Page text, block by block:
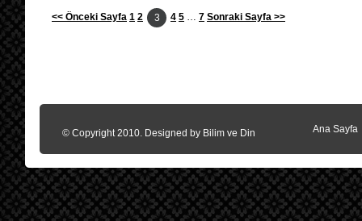
<< Önceki Sayfa 1 2 3 4 5 … 7 Sonraki Sayfa >>
© Copyright 2010. Designed by Bilim ve Din Ana Sayfa